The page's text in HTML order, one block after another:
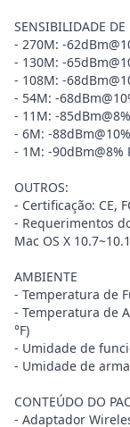
SENSIBILIDADE DE
- 270M: -
- 130M: -
- 108M: -
- 54M: -
- 11M: -
- 6M: -
- 1M: -90dBm@8%
OUTROS:
- Certificação: CE,
- Requerimentos
Mac OS X
AMBIENTE
- Temperatura de
- Temperatura de
°F)
- Umidade de
- Umidade de
CONTEÚDO DO
- Adaptador